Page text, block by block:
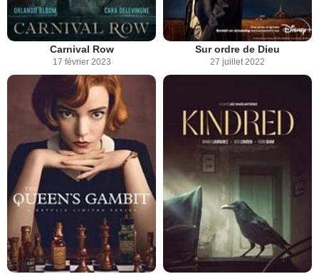
Carnival Row
17 février 2023
Sur ordre de Dieu
27 juillet 2022